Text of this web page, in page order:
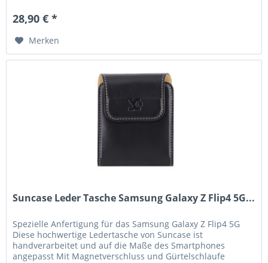
28,90 € *
Merken
Suncase Leder Tasche Samsung Galaxy Z Flip4 5G...
Spezielle Anfertigung für das Samsung Galaxy Z Flip4 5G
Diese hochwertige Ledertasche von Suncase ist
handverarbeitet und auf die Maße des Smartphones
angepasst Mit Magnetverschluss und Gürtelschlaufe